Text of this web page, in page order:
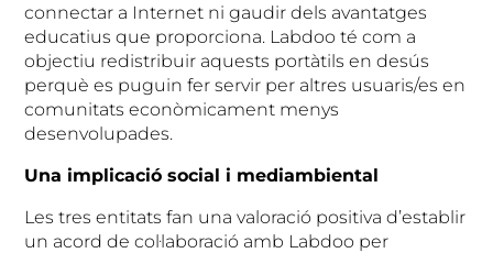
connectar a Internet ni gaudir dels avantatges
educatius que proporciona. Labdoo té com a
objectiu redistribuir aquests portàtils en desús
perquè es puguin fer servir per altres usuaris/es en
comunitats econòmicament menys
desenvolupades.
Una implicació social i mediambiental
Les tres entitats fan una valoració positiva d’establir
un acord de col·laboració amb Labdoo per